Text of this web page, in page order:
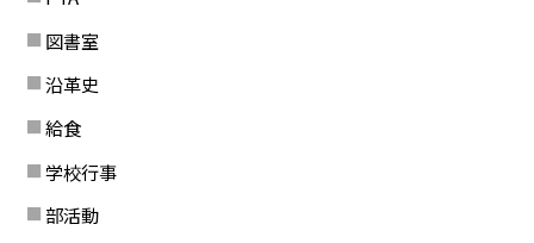
図書室
沿革史
給食
学校行事
部活動